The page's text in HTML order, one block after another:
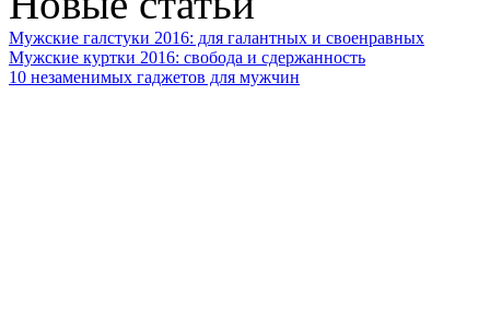
Мужские галстуки 2016: для галантных и своенравных
Мужские куртки 2016: свобода и сдержанность
10 незаменимых гаджетов для мужчин